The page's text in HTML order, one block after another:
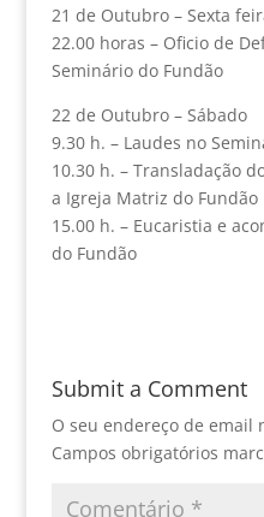
21 de Outubro – Sexta
22.00 horas – Oficio de
Seminário do Fundão
22 de Outubro – Sábado
9.30 h. – Laudes no
10.30 h. – Transladação
a Igreja Matriz do Fundão
15.00 h. – Eucaristia e
do Fundão
Submit a Comment
O seu endereço de email
Campos obrigatórios